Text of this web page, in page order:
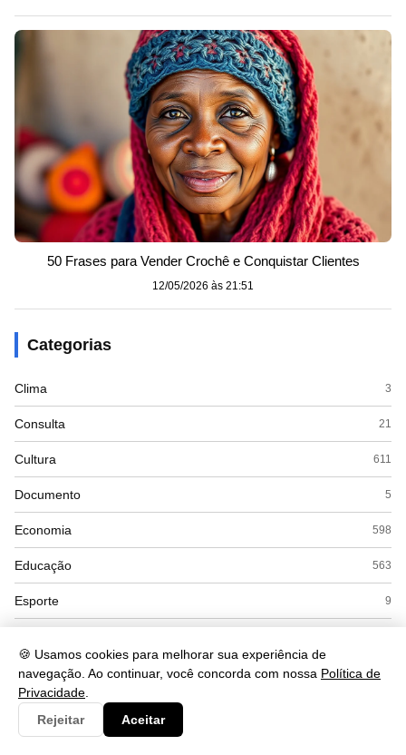
🍪 Usamos cookies para melhorar sua experiência de
navegação. Ao continuar, você concorda com nossa Política de
Privacidade
Rejeitar
Aceitar
50 Frases para Vender Crochê e Conquistar Clientes
12/05/2026 às 21:51
Categorias
Clima 3
Consulta 21
Cultura 611
Documento 5
Economia 598
Educação 563
Esporte 9
Gastronomia 34
Governo